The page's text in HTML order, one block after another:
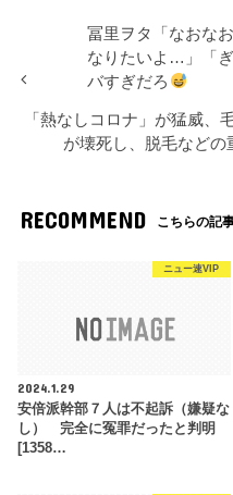
冨里ヲタ「なおな
なりたいよ…」「
バすぎだろ
「熱なしコロナ」が猛威、
が壊死し、脱毛などの
RECOMMEND こちらの記
ニュー速VIP
2024.1.29
安倍派幹部７人は不起訴（嫌疑な
し） 完全に冤罪だったと判明
[1358…